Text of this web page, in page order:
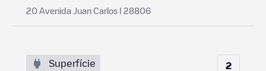
20 Avenida Juan Carlos I 28806
Superfície 2